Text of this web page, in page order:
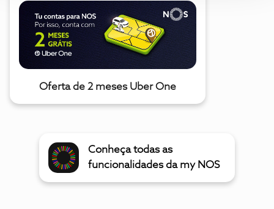
Oferta de 2 meses Uber One
Conheça todas as
funcionalidades da my NOS